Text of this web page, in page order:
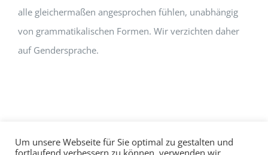
alle gleichermaßen angesprochen fühlen, unabhängig
von grammatikalischen Formen. Wir verzichten daher
auf Gendersprache.
Um unsere Webseite für Sie optimal zu gestalten und
fortlaufend verbessern zu können, verwenden wir